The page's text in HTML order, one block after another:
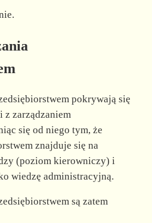
pokrywają się
zarządzaniem
się od niego tym, że
znajduje się na
(poziom kierowniczy) i
wiedzę administracyjną.
są zatem